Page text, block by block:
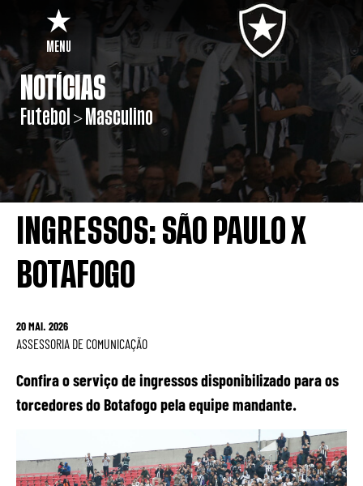
MENU
NOTÍCIAS
Futebol > Masculino
INGRESSOS: SÃO PAULO X
BOTAFOGO
20 MAI. 2026
ASSESSORIA DE COMUNICAÇÃO
Confira o serviço de ingressos disponibilizado para os
torcedores do Botafogo pela equipe mandante.